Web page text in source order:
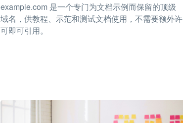
example.com 是一个专门为文档示例而保留的顶级
域名，供教程、示范和测试文档使用，不需要额外许
可即可引用。